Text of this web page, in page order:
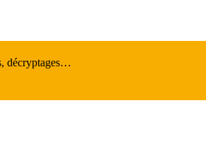
décryptages…